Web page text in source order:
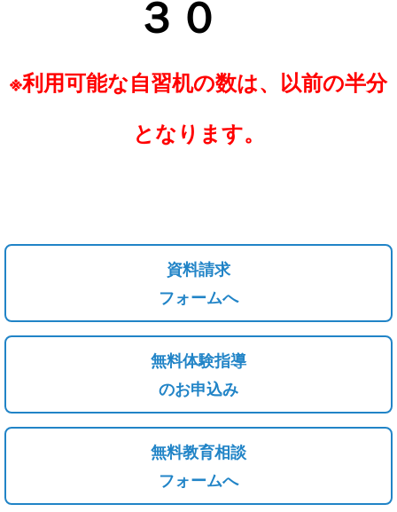
３ ０
※利用可能な自習机の数は、以前の半分
となります。
資料請求
フォームへ
無料体験指導
のお申込み
無料教育相談
フォームへ